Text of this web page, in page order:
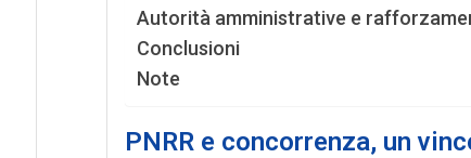
Autorità amministrative e
Conclusioni
Note
PNRR e concorrenza, un